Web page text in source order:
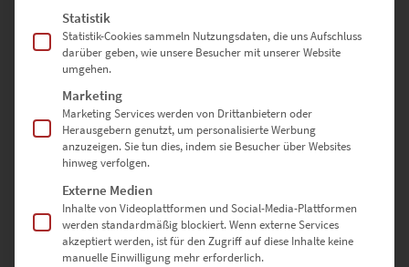
Noch größere Formate gewünscht?
Größen auf Anfrage an. Nutze unserKontaktformular, um deine
Wünsche zu besprechen – wir beraten dich gerne!
Deine Vorteile bei Hochwertige-
Wandbilder.de
Große Auswahl– Wähle zwischen unterschiedlichen Größen und
Ausführungen.
✅Brillante Druckqualität– Intensive Farben, gestochen scharfe
Details, langlebige Materialien.
Statistik
Statistik-Cookies sammeln Nutzungsdaten, die uns Aufschluss
darüber geben, wie unsere Besucher mit unserer Website
umgehen.
Marketing
Marketing Services werden von Drittanbietern oder
Herausgebern genutzt, um personalisierte Werbung
anzuzeigen. Sie tun dies, indem sie Besucher über Websites
hinweg verfolgen.
Externe Medien
Inhalte von Videoplattformen und Social-Media-Plattformen
werden standardmäßig blockiert. Wenn externe Services
akzeptiert werden, ist für den Zugriff auf diese Inhalte keine
manuelle Einwilligung mehr erforderlich.